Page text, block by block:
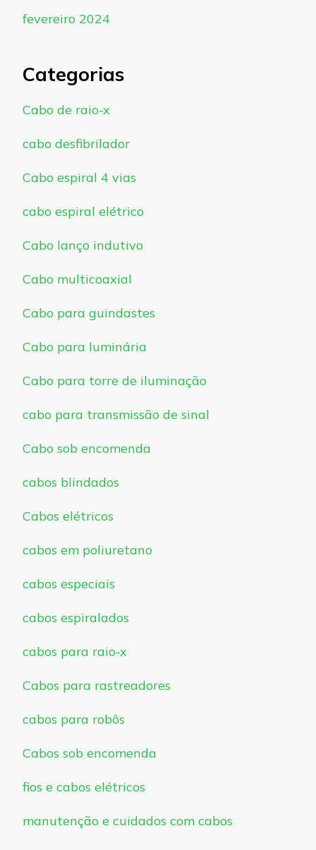
fevereiro 2024
Categorias
Cabo de raio-x
cabo desfibrilador
Cabo espiral 4 vias
cabo espiral elétrico
Cabo lanço indutivo
Cabo multicoaxial
Cabo para guindastes
Cabo para luminária
Cabo para torre de iluminação
cabo para transmissão de sinal
Cabo sob encomenda
cabos blindados
Cabos elétricos
cabos em poliuretano
cabos especiais
cabos espiralados
cabos para raio-x
Cabos para rastreadores
cabos para robôs
Cabos sob encomenda
fios e cabos elétricos
manutenção e cuidados com cabos